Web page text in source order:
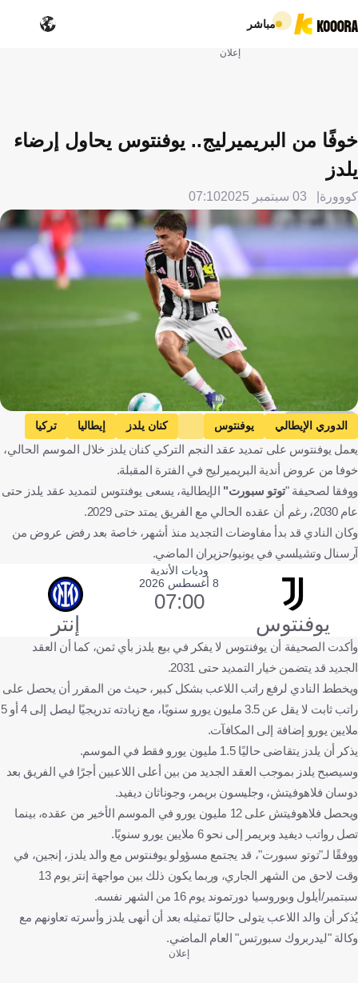
مباشر
إعلان
خوفًا من البريميرليج.. يوفنتوس يحاول إرضاء
يلدز
كووورة 03 سبتمبر 2025 07:10
Getty Images
الدوري الإيطالي يوفنتوس كنان يلدز إيطاليا
تركيا
كرة قدم
يعمل يوفنتوس على تمديد عقد النجم التركي كنان يلدز خلال الموسم الحالي،
خوفا من عروض أندية البريميرليج في الفترة المقبلة.
ووفقا لصحيفة "توتو سبورت" الإيطالية، يسعى يوفنتوس لتمديد عقد يلدز حتى
عام 2030، رغم أن عقده الحالي مع الفريق يمتد حتى 2029.
وكان النادي قد بدأ مفاوضات التجديد منذ أشهر، خاصة بعد رفض عروض من
آرسنال وتشيلسي في يونيو/حزيران الماضي.
وديات الأندية
يوفنتوس
8 أغسطس 2026
07:00
إنتر
وأكدت الصحيفة أن يوفنتوس لا يفكر في بيع يلدز بأي ثمن، كما أن العقد
الجديد قد يتضمن خيار التمديد حتى 2031.
ويخطط النادي لرفع راتب اللاعب بشكل كبير، حيث من المقرر أن يحصل على
راتب ثابت لا يقل عن 3.5 مليون يورو سنويًا، مع زيادته تدريجيًا ليصل إلى 4 أو 5
ملايين يورو إضافة إلى المكافآت.
يذكر أن يلدز يتقاضى حاليًا 1.5 مليون يورو فقط في الموسم.
وسيصبح يلدز بموجب العقد الجديد من بين أعلى اللاعبين أجرًا في الفريق بعد
دوسان فلاهوفيتش، وجليسون بريمر، وجوناثان ديفيد.
ويحصل فلاهوفيتش على 12 مليون يورو في الموسم الأخير من عقده، بينما
تصل رواتب ديفيد وبريمر إلى نحو 6 ملايين يورو سنويًا.
ووفقًا لـ"توتو سبورت"، قد يجتمع مسؤولو يوفنتوس مع والد يلدز، إنجين، في
وقت لاحق من الشهر الجاري، وربما يكون ذلك بين مواجهة إنتر يوم 13
سبتمبر/أيلول وبوروسيا دورتموند يوم 16 من الشهر نفسه.
يُذكر أن والد اللاعب يتولى حاليًا تمثيله بعد أن أنهى يلدز وأسرته تعاونهم مع
وكالة "ليدربروك سبورتس" العام الماضي.
إعلان